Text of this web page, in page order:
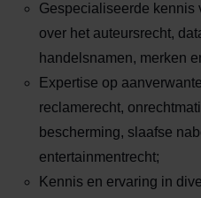
Gespecialiseerde kennis
over het auteursrecht,
handelsnamen, merken
Expertise op
reclamerecht,
bescherming, slaafse
entertainmentrecht;
Kennis en ervaring in